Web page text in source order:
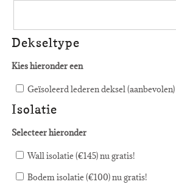
Dekseltype
Kies hieronder een
Geïsoleerd lederen deksel (aanbevolen)
Isolatie
Selecteer hieronder
Wall isolatie (€145) nu gratis!
Bodem isolatie (€100) nu gratis!